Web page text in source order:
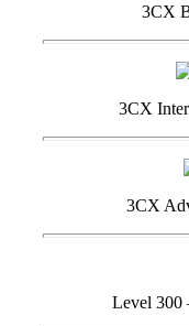
3CX
3CX
3CX
Level 300